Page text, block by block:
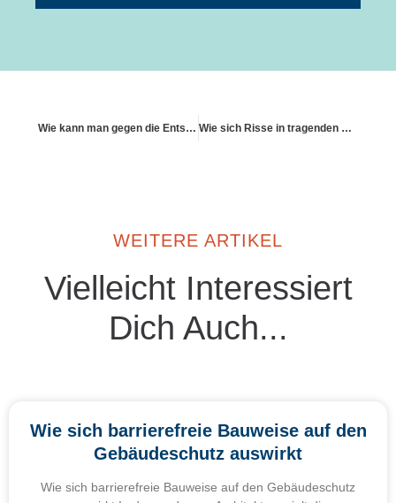
Wie kann man gegen die Entscheidung der Versicherung vorgehen? Wie sich Risse in tragenden Wänden auf die Schadeneinschätzung auswirken
WEITERE ARTIKEL
Vielleicht Interessiert
Dich Auch...
Wie sich barrierefreie Bauweise auf den
Gebäudeschutz auswirkt
Wie sich barrierefreie Bauweise auf den Gebäudeschutz